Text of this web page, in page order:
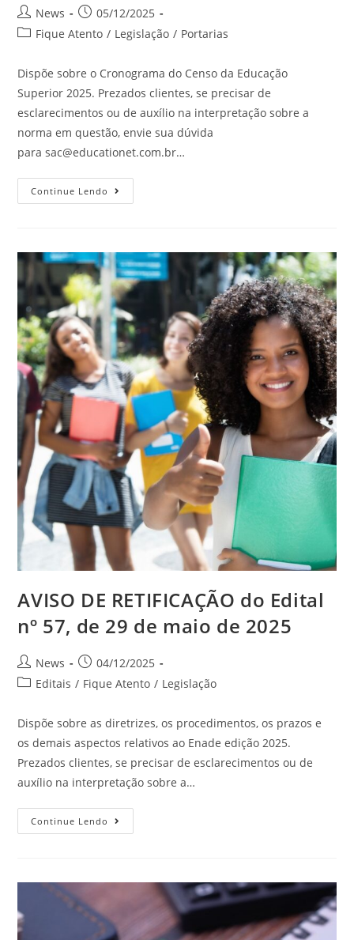
News
05/12/2025
Fique Atento / Legislação / Portarias
Dispõe sobre o Cronograma do Censo da Educação
Superior 2025. Prezados clientes, se precisar de
esclarecimentos ou de auxílio na interpretação sobre a
norma em questão, envie sua dúvida
parasac@educationet.com.br…
Continue Lendo
AVISO DE RETIFICAÇÃO do Edital
nº 57, de 29 de maio de 2025
News
04/12/2025
Editais / Fique Atento / Legislação
Dispõe sobre as diretrizes, os procedimentos, os prazos e
os demais aspectos relativos ao Enade edição 2025.
Prezados clientes, se precisar de esclarecimentos ou de
auxílio na interpretação sobre a…
Continue Lendo